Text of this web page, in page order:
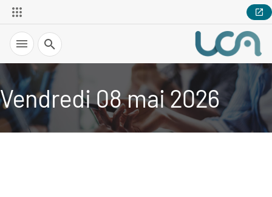
Recherche
Vendredi 08 mai 2026